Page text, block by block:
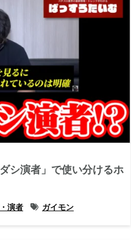
シ演者」で使い分けるホ
演者 ガイモン